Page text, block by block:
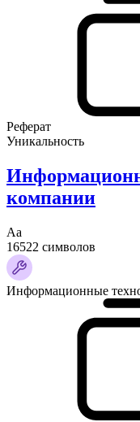
Реферат
Уникальность
компании
Аа
16522 символов
Информационные